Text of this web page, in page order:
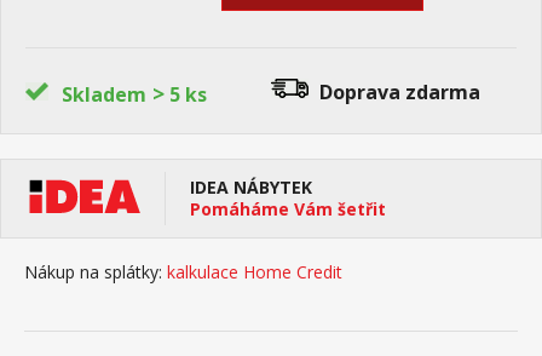
Skladem > 5 ks Doprava zdarma
IDEA NÁBYTEK
Pomáháme Vám šetřit
Nákup na splátky: kalkulace Home Credit